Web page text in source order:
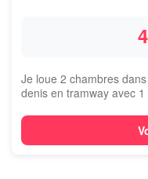
Je loue 2 chambres
denis en tramway avec